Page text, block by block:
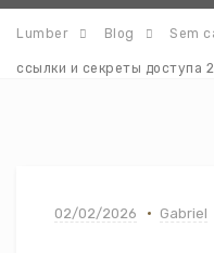
Lumber Blog Sem
ссылки и секреты доступа
02/02/2026 Gabriel